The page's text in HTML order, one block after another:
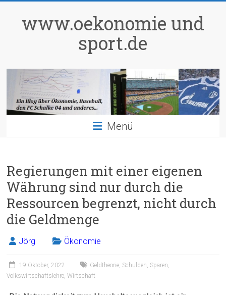
springenwww.oekonomie und
sport.de
Menü
Regierungen mit einer eigenen
Währung sind nur durch die
Ressourcen begrenzt, nicht durch
die Geldmenge
Jörg Ökonomie
19 Oktober, 2022 Geldtheorie, Schulden, Sparen,
Volkswirtschaftslehre,Wirtschaft